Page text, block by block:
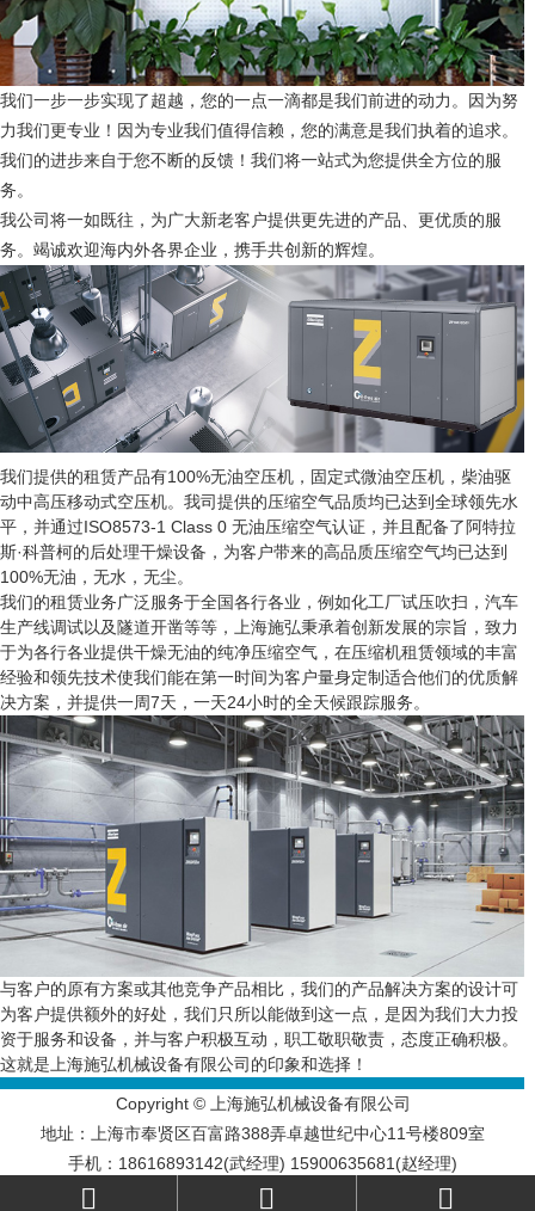
我们一步一步实现了超越，您的一点一滴都是我们前进的动力。因为努
力我们更专业！因为专业我们值得信赖，您的满意是我们执着的追求。
我们的进步来自于您不断的反馈！我们将一站式为您提供全方位的服
务。
我公司将一如既往，为广大新老客户提供更先进的产品、更优质的服
务。竭诚欢迎海内外各界企业，携手共创新的辉煌。
我们提供的租赁产品有100%无油空压机，固定式微油空压机，柴油驱
动中高压移动式空压机。我司提供的压缩空气品质均已达到全球领先水
平，并通过ISO8573-1 Class 0 无油压缩空气认证，并且配备了阿特拉
斯·科普柯的后处理干燥设备，为客户带来的高品质压缩空气均已达到
100%无油，无水，无尘。
我们的租赁业务广泛服务于全国各行各业，例如化工厂试压吹扫，汽车
生产线调试以及隧道开凿等等，上海施弘秉承着创新发展的宗旨，致力
于为各行各业提供干燥无油的纯净压缩空气，在压缩机租赁领域的丰富
经验和领先技术使我们能在第一时间为客户量身定制适合他们的优质解
决方案，并提供一周7天，一天24小时的全天候跟踪服务。
与客户的原有方案或其他竞争产品相比，我们的产品解决方案的设计可
为客户提供额外的好处，我们只所以能做到这一点，是因为我们大力投
资于服务和设备，并与客户积极互动，职工敬职敬责，态度正确积极。
这就是上海施弘机械设备有限公司的印象和选择！
Copyright © 上海施弘机械设备有限公司
地址：上海市奉贤区百富路388弄卓越世纪中心11号楼809室
手机：18616893142(武经理) 15900635681(赵经理)